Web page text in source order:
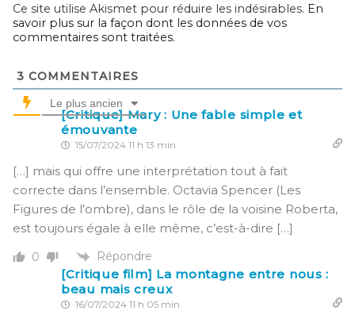
Ce site utilise Akismet pour réduire les indésirables. En
savoir plus sur la façon dont les données de vos
commentaires sont traitées.
3 COMMENTAIRES
Le plus ancien
[Critique] Mary : Une fable simple et
émouvante
15/07/2024 11 h 13 min
[…] mais qui offre une interprétation tout à fait
correcte dans l’ensemble. Octavia Spencer (Les
Figures de l’ombre), dans le rôle de la voisine Roberta,
est toujours égale à elle même, c’est-à-dire […]
0 Répondre
[Critique film] La montagne entre nous :
beau mais creux
16/07/2024 11 h 05 min